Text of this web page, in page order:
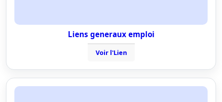
Liens generaux emploi
Voir l'Lien